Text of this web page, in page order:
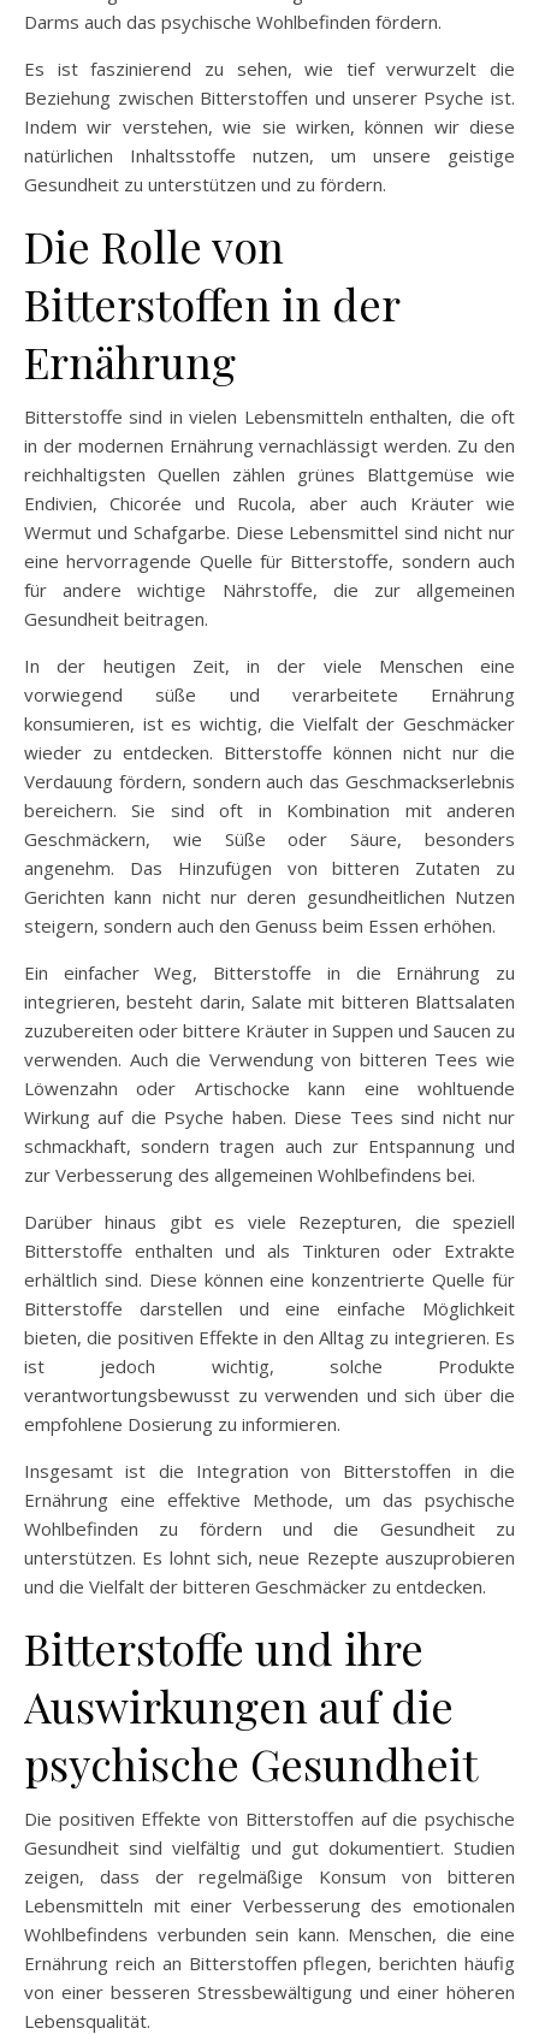
Darms auch das psychische Wohlbefinden fördern.
Es ist faszinierend zu sehen, wie tief verwurzelt die
Beziehung zwischen Bitterstoffen und unserer Psyche ist.
Indem wir verstehen, wie sie wirken, können wir diese
natürlichen Inhaltsstoffe nutzen, um unsere geistige
Gesundheit zu unterstützen und zu fördern.
Die Rolle von
Bitterstoffen in der
Ernährung
Bitterstoffe sind in vielen Lebensmitteln enthalten, die oft
in der modernen Ernährung vernachlässigt werden. Zu den
reichhaltigsten Quellen zählen grünes Blattgemüse wie
Endivien, Chicorée und Rucola, aber auch Kräuter wie
Wermut und Schafgarbe. Diese Lebensmittel sind nicht nur
eine hervorragende Quelle für Bitterstoffe, sondern auch
für andere wichtige Nährstoffe, die zur allgemeinen
Gesundheit beitragen.
In der heutigen Zeit, in der viele Menschen eine
vorwiegend süße und verarbeitete Ernährung
konsumieren, ist es wichtig, die Vielfalt der Geschmäcker
wieder zu entdecken. Bitterstoffe können nicht nur die
Verdauung fördern, sondern auch das Geschmackserlebnis
bereichern. Sie sind oft in Kombination mit anderen
Geschmäckern, wie Süße oder Säure, besonders
angenehm. Das Hinzufügen von bitteren Zutaten zu
Gerichten kann nicht nur deren gesundheitlichen Nutzen
steigern, sondern auch den Genuss beim Essen erhöhen.
Ein einfacher Weg, Bitterstoffe in die Ernährung zu
integrieren, besteht darin, Salate mit bitteren Blattsalaten
zuzubereiten oder bittere Kräuter in Suppen und Saucen zu
verwenden. Auch die Verwendung von bitteren Tees wie
Löwenzahn oder Artischocke kann eine wohltuende
Wirkung auf die Psyche haben. Diese Tees sind nicht nur
schmackhaft, sondern tragen auch zur Entspannung und
zur Verbesserung des allgemeinen Wohlbefindens bei.
Darüber hinaus gibt es viele Rezepturen, die speziell
Bitterstoffe enthalten und als Tinkturen oder Extrakte
erhältlich sind. Diese können eine konzentrierte Quelle für
Bitterstoffe darstellen und eine einfache Möglichkeit
bieten, die positiven Effekte in den Alltag zu integrieren. Es
ist jedoch wichtig, solche Produkte
verantwortungsbewusst zu verwenden und sich über die
empfohlene Dosierung zu informieren.
Insgesamt ist die Integration von Bitterstoffen in die
Ernährung eine effektive Methode, um das psychische
Wohlbefinden zu fördern und die Gesundheit zu
unterstützen. Es lohnt sich, neue Rezepte auszuprobieren
und die Vielfalt der bitteren Geschmäcker zu entdecken.
Bitterstoffe und ihre
Auswirkungen auf die
psychische Gesundheit
Die positiven Effekte von Bitterstoffen auf die psychische
Gesundheit sind vielfältig und gut dokumentiert. Studien
zeigen, dass der regelmäßige Konsum von bitteren
Lebensmitteln mit einer Verbesserung des emotionalen
Wohlbefindens verbunden sein kann. Menschen, die eine
Ernährung reich an Bitterstoffen pflegen, berichten häufig
von einer besseren Stressbewältigung und einer höheren
Lebensqualität.